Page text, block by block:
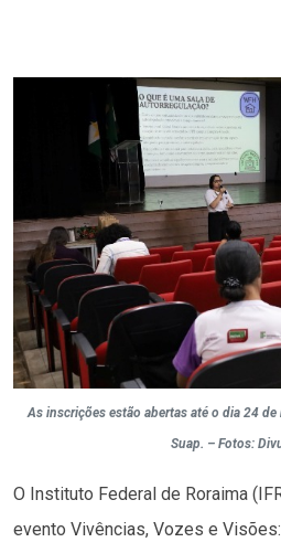
As inscrições estão abertas até o dia 24
Suap. – Fotos:
O Instituto Federal de Roraima
evento Vivências, Vozes e